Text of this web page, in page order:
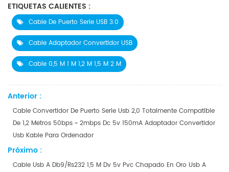
ETIQUETAS CALIENTES :
Cable De Puerto Serie USB 3.0
Cable Adaptador Convertidor USB
Cable 0,5 M 1 M 1,2 M 1,5 M 2 M
Anterior :
Cable Convertidor De Puerto Serie Usb 2,0 Totalmente Compatible
De 1,2 Metros 50bps ~ 2mbps Dc 5v 150mA Adaptador Convertidor
Usb Kable Para Ordenador
Próximo :
Cable Usb A Db9/rs232 1,5 M Dv 5v Pvc Chapado En Oro Usb A